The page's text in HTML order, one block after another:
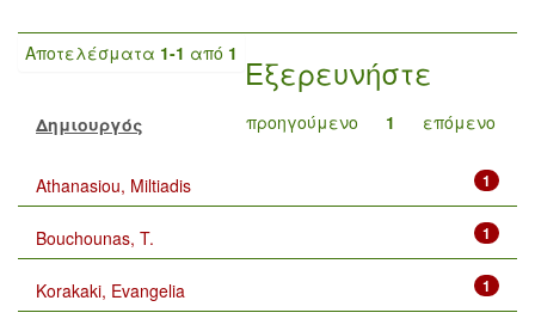
Αποτελέσματα 1-1 από 1
προηγούμενο 1 επόμενο
Εξερευνήστε
Δημιουργός
1
Athanasiou, Miltiadis
1
Bouchounas, T.
1
Korakaki, Evangelia